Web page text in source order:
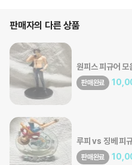
판매자의 다른 상품
원피스 피규어 모
판매완료
루피 vs 징베 피
판매완료